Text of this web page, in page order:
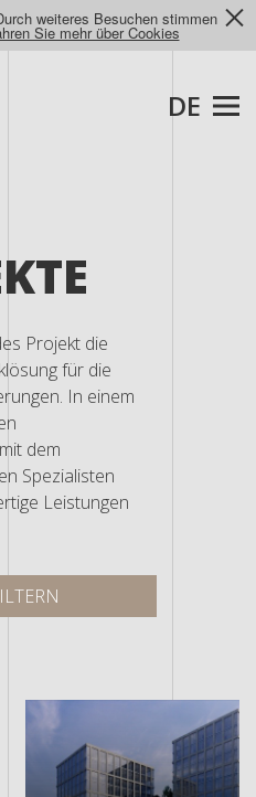
weiteres Besuchen stimmen
Sie mehr über Cookies
DE
Projekt die
für die
In einem
dem
Spezialisten
Leistungen